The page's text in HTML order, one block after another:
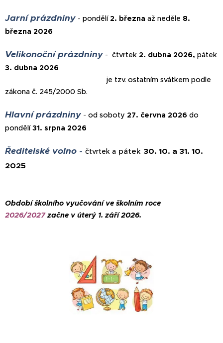
Jarní prázdniny - pondělí 2. března až neděle 8.
března 2026
Velikonoční prázdniny - čtvrtek 2. dubna 2026, pátek
3. dubna 2026
je tzv. ostatním svátkem podle
zákona č. 245/2000 Sb.
Hlavní prázdniny - od soboty 27. června 2026 do
pondělí31. srpna 2026
Ředitelské volno - čtvrtek a pátek 30. 10. a 31. 10.
2025
Období školního vyučování ve školním roce
2026/2027začne v úterý 1. září 2026.